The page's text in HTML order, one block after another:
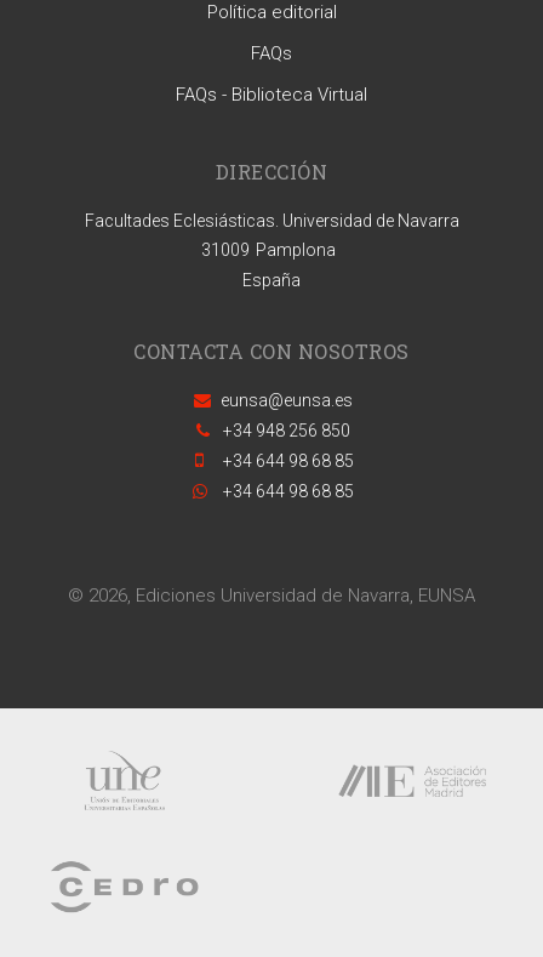
Política editorial
FAQs
FAQs - Biblioteca Virtual
DIRECCIÓN
Facultades Eclesiásticas. Universidad de Navarra
31009 Pamplona
España
CONTACTA CON NOSOTROS
eunsa@eunsa.es
+34 948 256 850
+34 644 98 68 85
+34 644 98 68 85
© 2026, Ediciones Universidad de Navarra, EUNSA